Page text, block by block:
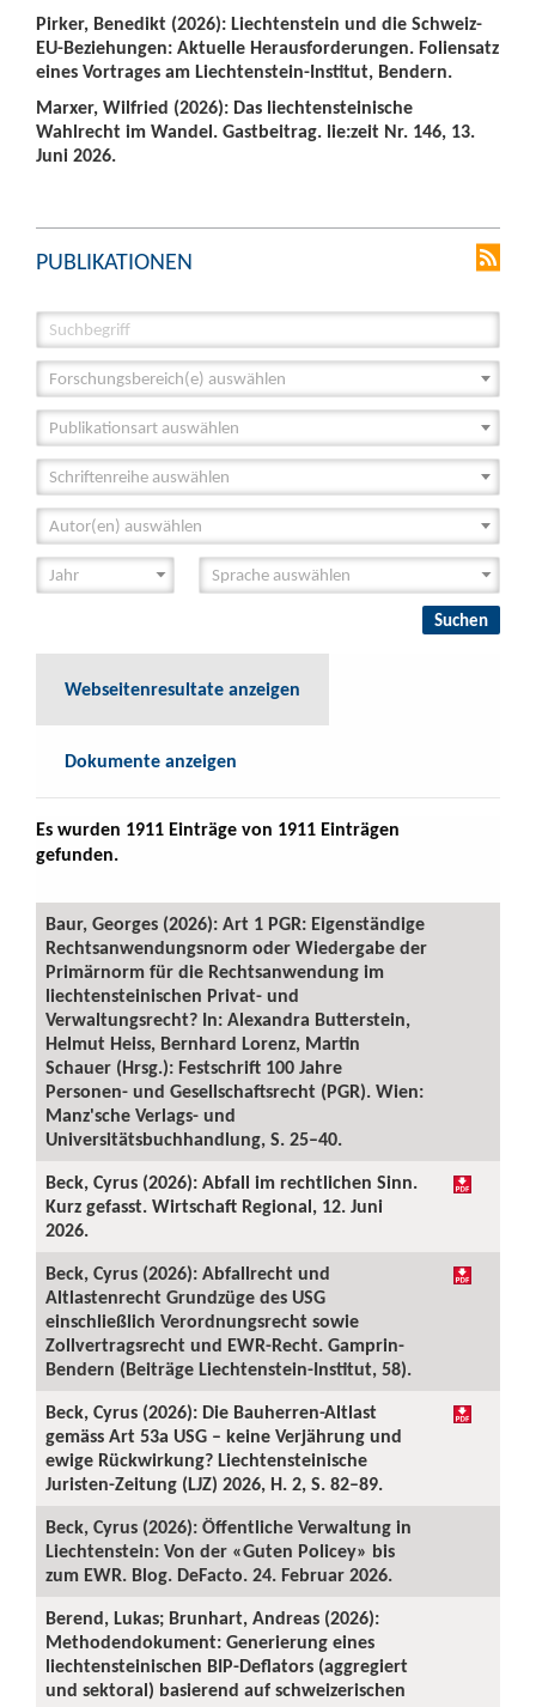
Pirker, Benedikt (2026): Liechtenstein und die Schweiz-
EU-Beziehungen: Aktuelle Herausforderungen. Foliensatz
eines Vortrages am Liechtenstein-Institut, Bendern.
Marxer, Wilfried (2026): Das liechtensteinische
Wahlrecht im Wandel. Gastbeitrag. lie:zeit Nr. 146, 13.
Juni 2026.
PUBLIKATIONEN
Forschungsbereich(e) auswählen
Publikationsart auswählen
Schriftenreihe auswählen
Autor(en) auswählen
Webseitenresultate anzeigen
Dokumente anzeigen
Es wurden 1911 Einträge von 1911 Einträgen
gefunden.
Baur, Georges (2026): Art 1 PGR: Eigenständige
Rechtsanwendungsnorm oder Wiedergabe der
Primärnorm für die Rechtsanwendung im
liechtensteinischen Privat- und
Verwaltungsrecht? In: Alexandra Butterstein,
Helmut Heiss, Bernhard Lorenz, Martin
Schauer (Hrsg.): Festschrift 100 Jahre
Personen- und Gesellschaftsrecht (PGR). Wien:
Manz'sche Verlags- und
Universitätsbuchhandlung, S. 25–40.
Beck, Cyrus (2026): Abfall im rechtlichen Sinn.
Kurz gefasst. Wirtschaft Regional, 12. Juni
2026.
Beck, Cyrus (2026): Abfallrecht und
Altlastenrecht Grundzüge des USG
einschließlich Verordnungsrecht sowie
Zollvertragsrecht und EWR-Recht. Gamprin-
Bendern (Beiträge Liechtenstein-Institut, 58).
Beck, Cyrus (2026): Die Bauherren-Altlast
gemäss Art 53a USG – keine Verjährung und
ewige Rückwirkung? Liechtensteinische
Juristen-Zeitung (LJZ) 2026, H. 2, S. 82–89.
Beck, Cyrus (2026): Öffentliche Verwaltung in
Liechtenstein: Von der «Guten Policey» bis
zum EWR. Blog. DeFacto. 24. Februar 2026.
Berend, Lukas; Brunhart, Andreas (2026):
Methodendokument: Generierung eines
liechtensteinischen BIP-Deflators (aggregiert
und sektoral) basierend auf schweizerischen